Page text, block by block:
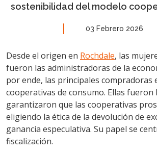
sostenibilidad del modelo
03 Febrero 2026
Desde el origen en Rochdale, las
fueron las administradoras de la
por ende, las principales compradoras
cooperativas de consumo. Ellas fueron
garantizaron que las cooperativas
eligiendo la ética de la devolución de
ganancia especulativa. Su papel se
fiscalización.